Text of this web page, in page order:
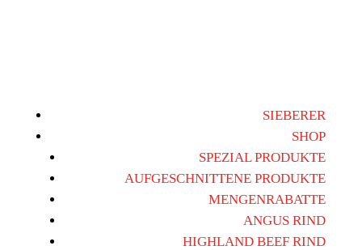
SIEBERER
SHOP
SPEZIAL PRODUKTE
AUFGESCHNITTENE PRODUKTE
MENGENRABATTE
ANGUS RIND
HIGHLAND BEEF RIND